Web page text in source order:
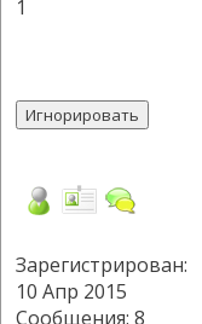
Зарегистрирован:
10 Апр 2015
Сообщения: 8